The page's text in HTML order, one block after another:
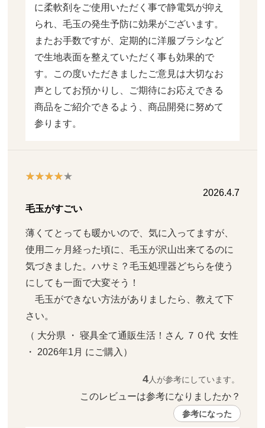
に柔軟剤をご使用いただく事で静電気が抑え
られ、毛玉の発生予防に効果がございます。
またお手数ですが、定期的に洋服ブラシなど
で生地表面を整えていただく事も効果的で
す。この度いただきましたご意見は大切なお
声としてお預かりし、ご期待にお応えできる
商品をご紹介できるよう、商品開発に努めて
参ります。
2026.4.7
毛玉がすごい
薄くてとっても暖かいので、気に入ってますが、
使用二ヶ月経った頃に、毛玉が沢山出来てるのに
気づきました。ハサミ？毛玉処理器どちらを使う
にしても一面で大変そう！
毛玉ができない方法がありましたら、教えて下
さい。
（ 大分県 ・ 寝具全て通販生活！さん ７０代  女性
・ 2026年1月 にご購入）
4人が参考にしています。
このレビューは参考になりましたか？
参考になった